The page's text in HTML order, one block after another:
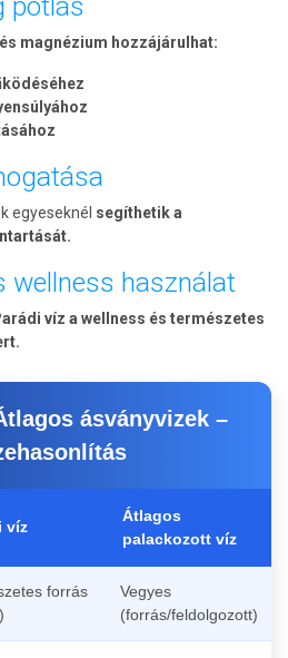
magnézium hozzájárulhat:
egyeseknél segíthetik a
wellness használat
víz a wellness és természetes
ásványvizek –
víz
Átlagos
palackozott víz
forrás
Vegyes
(forrás/feldolgozott)